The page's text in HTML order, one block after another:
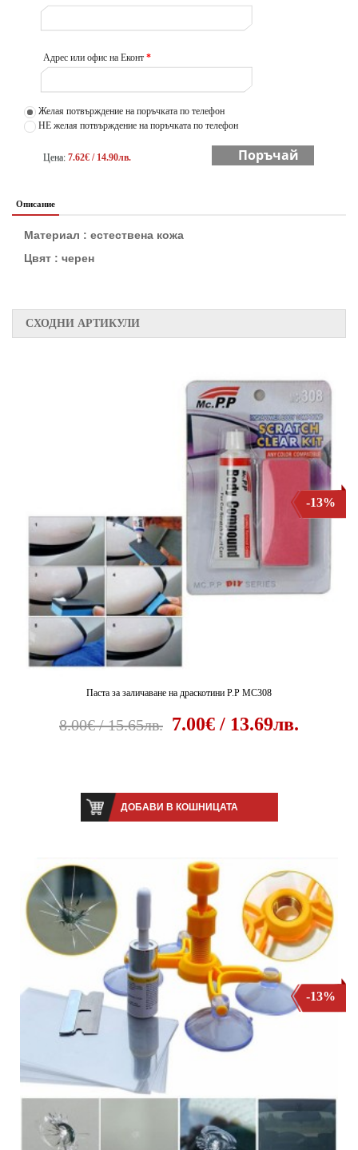
Адрес или офис на Еконт *
Желая потвърждение на поръчката по телефон
НЕ желая потвърждение на поръчката по телефон
Цена: 7.62€ / 14.90лв. Поръчай
Описание
Материал : естествена кожа
Цвят : черен
СХОДНИ АРТИКУЛИ
Паста за заличаване на драскотини P.P MC308
8.00€ / 15.65лв. 7.00€ / 13.69лв.
-13%
ДОБАВИ В КОШНИЦАТА
-13%